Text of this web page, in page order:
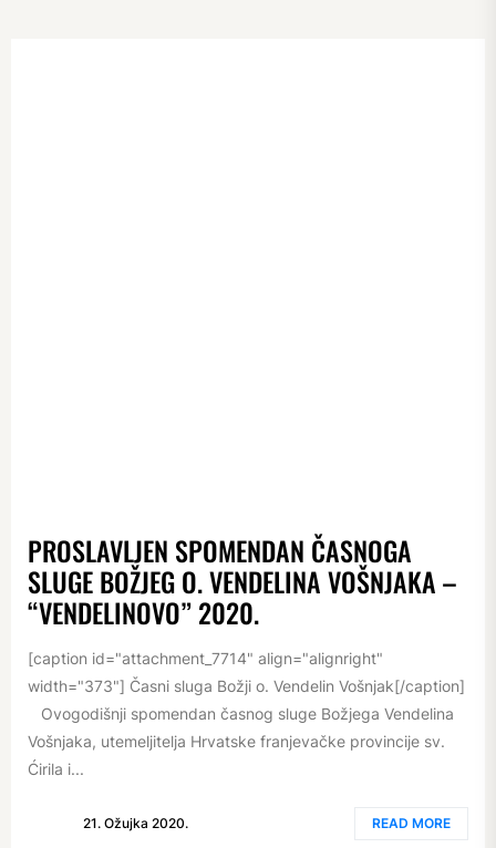
PROSLAVLJEN SPOMENDAN ČASNOGA
SLUGE BOŽJEG O. VENDELINA VOŠNJAKA –
“VENDELINOVO” 2020.
[caption id="attachment_7714" align="alignright"
width="373"] Časni sluga Božji o. Vendelin Vošnjak[/caption]
Ovogodišnji spomendan časnog sluge Božjega Vendelina
Vošnjaka, utemeljitelja Hrvatske franjevačke provincije sv.
Ćirila i...
21. Ožujka 2020. READ MORE